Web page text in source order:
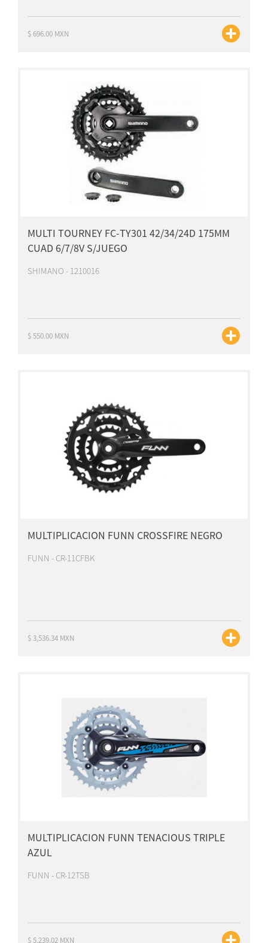
$ 696.00 MXN
MULTI TOURNEY FC-TY301 42/34/24D 175MM
CUAD 6/7/8V S/JUEGO
SHIMANO - 1210016
$ 550.00 MXN
MULTIPLICACION FUNN CROSSFIRE NEGRO
FUNN - CR-11CFBK
$ 3,536.34 MXN
MULTIPLICACION FUNN TENACIOUS TRIPLE
AZUL
FUNN - CR-12TSB
$ 5,239.02 MXN